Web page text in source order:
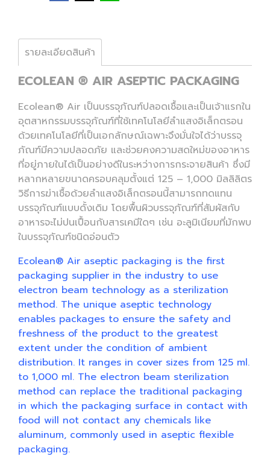
รายละเอียดสินค้า
ECOLEAN ® AIR ASEPTIC PACKAGING
Ecolean® Air เป็นบรรจุภัณฑ์ปลอดเชื้อและเป็นเจ้าแรกใน
อุตสาหกรรมบรรจุภัณฑ์ที่ใช้เทคโนโลยีลำแสงอิเล็กตรอน
ด้วยเทคโนโลยีที่เป็นเอกลักษณ์เฉพาะจึงมั่นใจได้ว่าบรรจุ
ภัณฑ์มีความปลอดภัย และช่วยคงความสดใหม่ของอาหาร
ที่อยู่ภายในได้เป็นอย่างดีในระหว่างการกระจายสินค้า ซึ่งมี
หลากหลายขนาดครอบคลุมตั้งแต่ 125 – 1,000 มิลลิลิตร
วิธีการฆ่าเชื้อด้วยลำแสงอิเล็กตรอนนี้สามารถทดแทน
บรรจุภัณฑ์แบบดั้งเดิม โดยพื้นผิวบรรจุภัณฑ์ที่สัมผัสกับ
อาหารจะไม่ปนเปื้อนกับสารเคมีใดๆ เช่น อะลูมิเนียมที่มักพบ
ในบรรจุภัณฑ์ชนิดอ่อนตัว
Ecolean® Air aseptic packaging is the first
packaging supplier in the industry to use
electron beam technology as a sterilization
method. The unique aseptic technology
enables packages to ensure the safety and
freshness of the product to the greatest
extent under the condition of ambient
distribution. It ranges in cover sizes from 125 ml.
to 1,000 ml. The electron beam sterilization
method can replace the traditional packaging
in which the packaging surface in contact with
food will not contact any chemicals like
aluminum, commonly used in aseptic flexible
packaging.